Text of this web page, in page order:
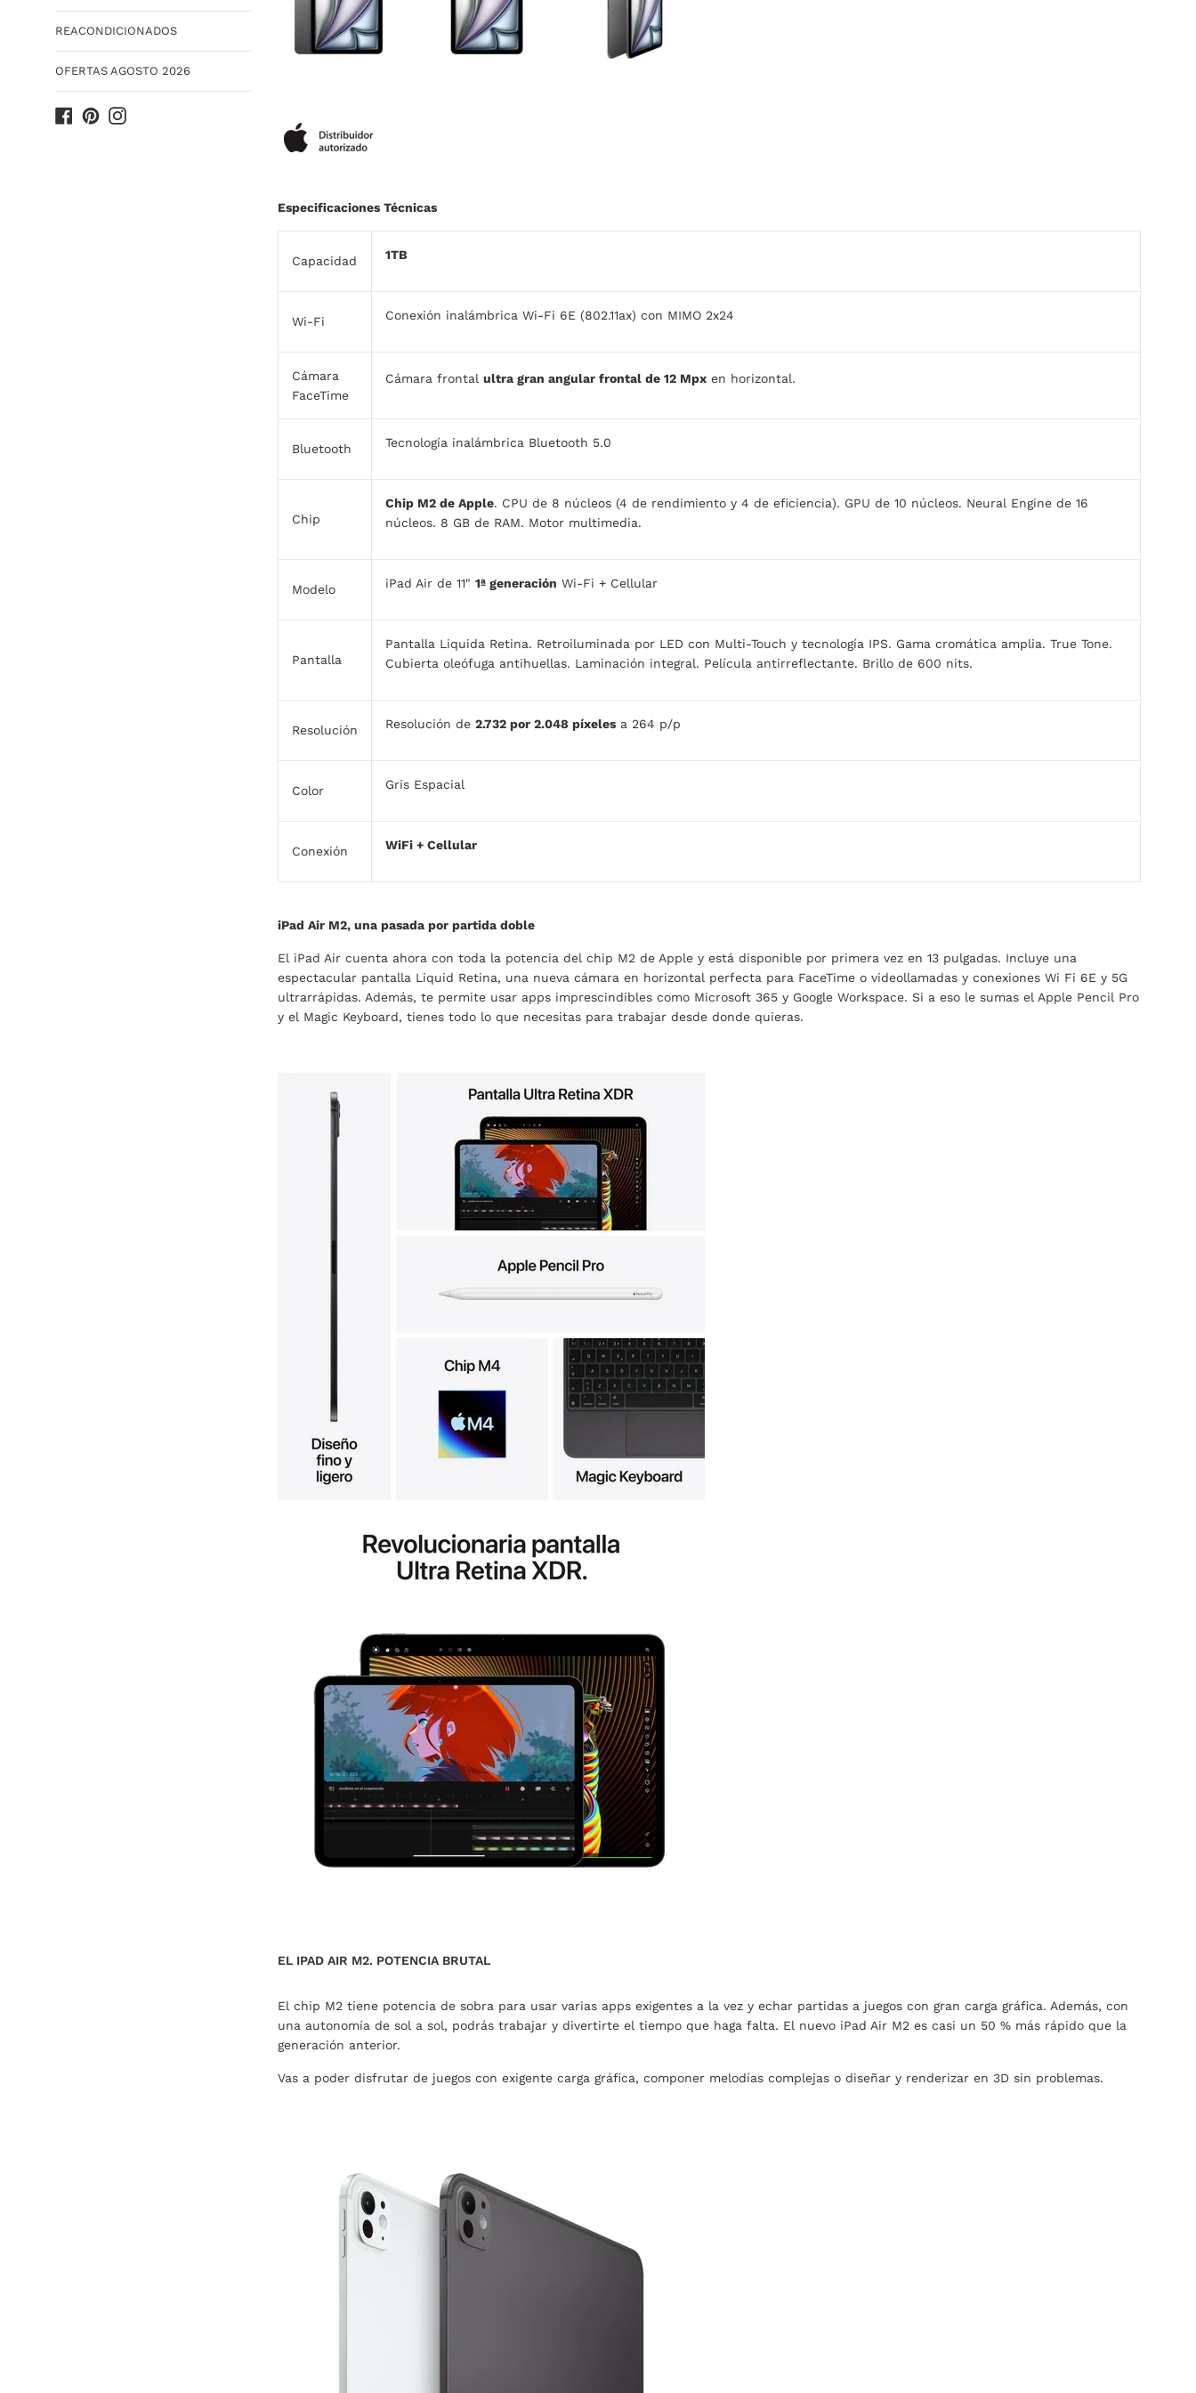
REACONDICIONADOS
OFERTAS AGOSTO 2026
Facebook
PinterestInstagram
Especificaciones Técnicas
Capacidad 1TB
Wi-Fi Conexión inalámbrica Wi‑Fi 6E (802.11ax) con MIMO 2x24
Cámara
FaceTime
Cámara frontal ultra gran angular frontal de 12 Mpx en horizontal.
Bluetooth Tecnología inalámbrica Bluetooth 5.0
Chip
Chip M2 de Apple. CPU de 8 núcleos (4 de rendimiento y 4 de eficiencia). GPU de 10 núcleos. Neural Engine de 16
núcleos. 8 GB de RAM. Motor multimedia.
Modelo iPad Air de 11" 1ª generación Wi-Fi + Cellular
Pantalla
Pantalla Liquida Retina. Retroiluminada por LED con Multi‑Touch y tecnología IPS. Gama cromática amplia. True Tone.
Cubierta oleófuga antihuellas. Laminación integral. Película antirreflectante. Brillo de 600 nits.
Resolución Resolución de 2.732 por 2.048 píxeles a 264 p/p
Color Gris Espacial
Conexión WiFi + Cellular
iPad Air M2, una pasada por partida doble
El iPad Air cuenta ahora con toda la potencia del chip M2 de Apple y está disponible por primera vez en 13 pulgadas. Incluye una
espectacular pantalla Liquid Retina, una nueva cámara en horizontal perfecta para FaceTime o videollamadas y conexiones Wi Fi 6E y 5G
ultrarrápidas. Además, te permite usar apps imprescindibles como Microsoft 365 y Google Workspace. Si a eso le sumas el Apple Pencil Pro
y el Magic Keyboard, tienes todo lo que necesitas para trabajar desde donde quieras.
EL IPAD AIR M2. POTENCIA BRUTAL
El chip M2 tiene potencia de sobra para usar varias apps exigentes a la vez y echar partidas a juegos con gran carga gráfica. Además, con
una autonomía de sol a sol, podrás trabajar y divertirte el tiempo que haga falta. El nuevo iPad Air M2 es casi un 50 % más rápido que la
generación anterior.
Vas a poder disfrutar de juegos con exigente carga gráfica, componer melodías complejas o diseñar y renderizar en 3D sin problemas.